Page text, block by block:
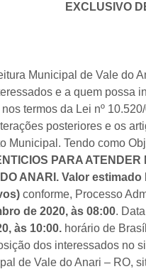
EXCLUSIVO
Municipal de Vale do
e a quem possa
nos termos da Lei nº
posteriores e os
Municipal. Tendo como
PARA
ANARI. Valor
conforme, Processo
de 2020, às 08:00.
, às 10:00.horário de
dos interessados no
de Vale do Anari – RO,